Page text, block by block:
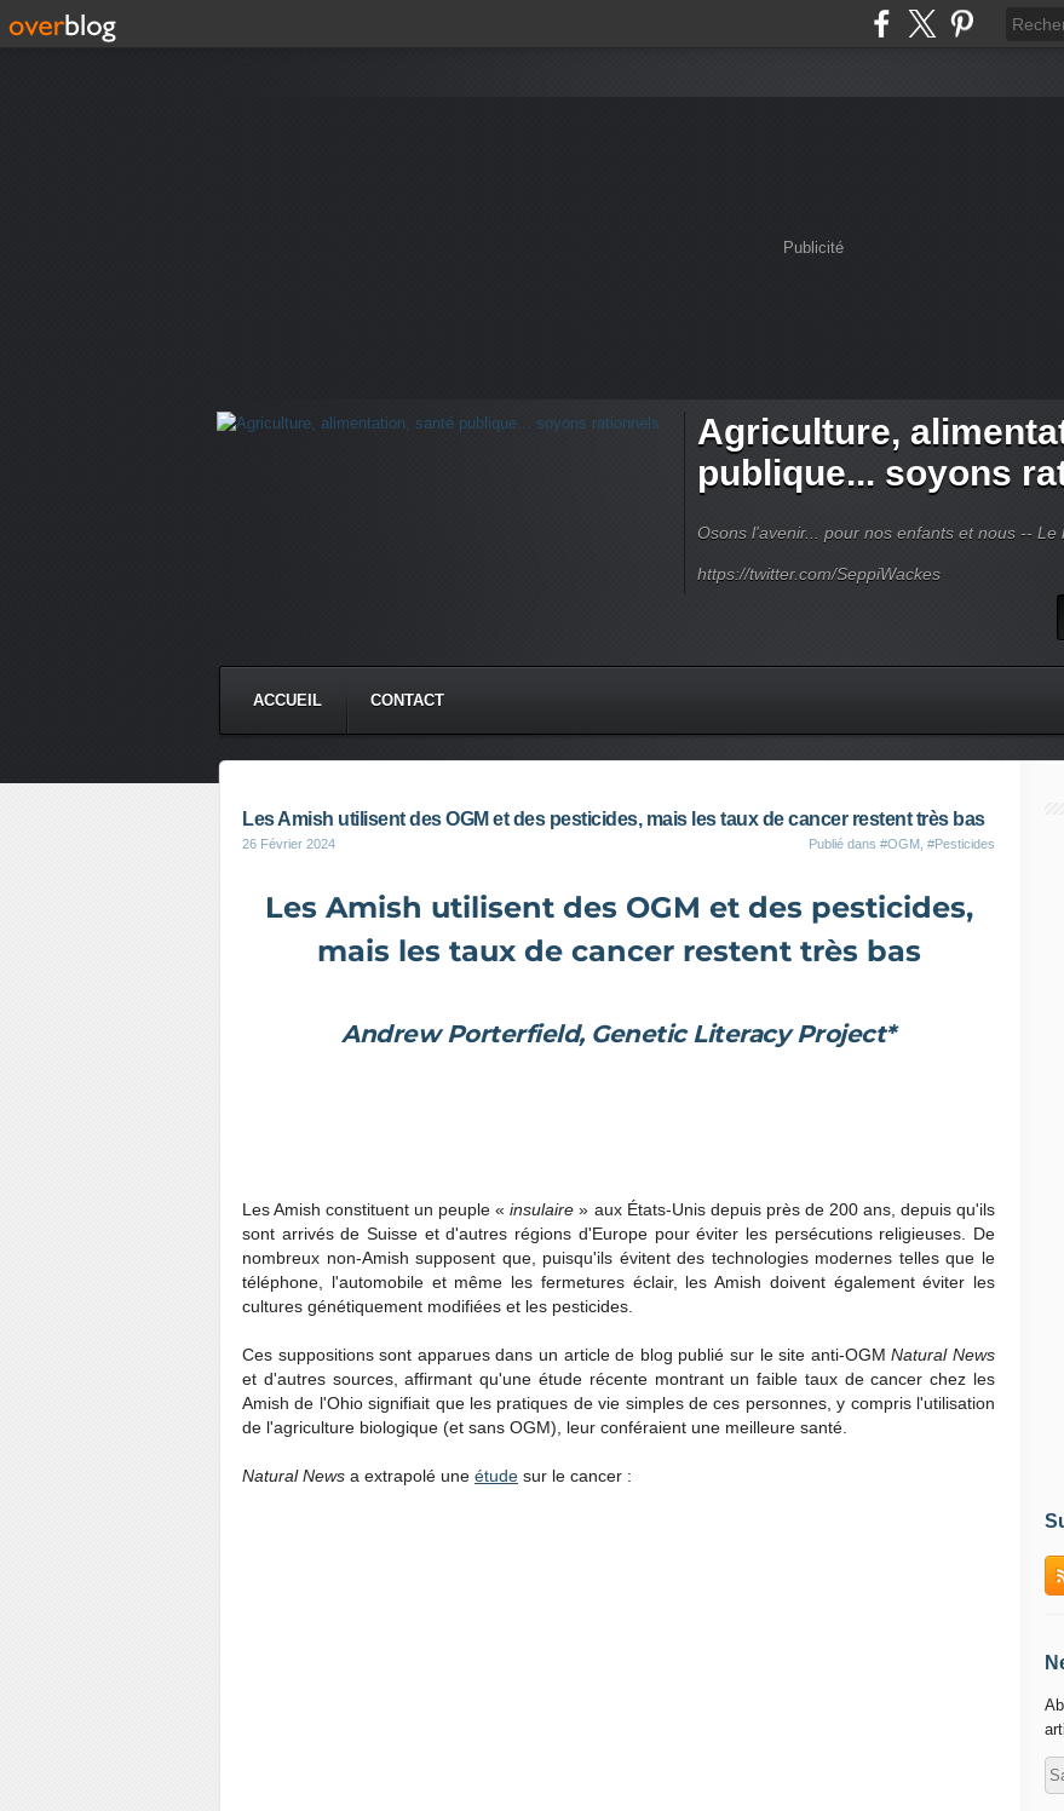
Publicité
Agriculture,
publique... soyons
Osons l'avenir... pour nos enfants et nous -- Le
https://twitter.com/SeppiWackes
ACCUEIL CONTACT
Les Amish utilisent des OGM et des pesticides, mais les taux de cancer restent très bas
26 Février 2024 Publié dans #OGM #Pesticides
Les Amish utilisent des OGM et des pesticides,
mais les taux de cancer restent très bas
Andrew Porterfield, Genetic Literacy Project*
Les Amish constituent un peuple « insulaire» aux États-Unis depuis près de 200 ans, depuis qu'ils
sont arrivés de Suisse et d'autres régions d'Europe pour éviter les persécutions religieuses. De
nombreux non-Amish supposent que, puisqu'ils évitent des technologies modernes telles que le
téléphone, l'automobile et même les fermetures éclair, les Amish doivent également éviter les
cultures génétiquement modifiées et les pesticides.
Ces suppositions sont apparues dans un article de blog publié sur le site anti-OGMNatural News
et d'autres sources, affirmant qu'une étude récente montrant un faible taux de cancer chez les
Amish de l'Ohio signifiait que les pratiques de vie simples de ces personnes, y compris l'utilisation
de l'agriculture biologique (et sans OGM), leur conféraient une meilleure santé.
Natural News a extrapolé une étude sur le cancer :